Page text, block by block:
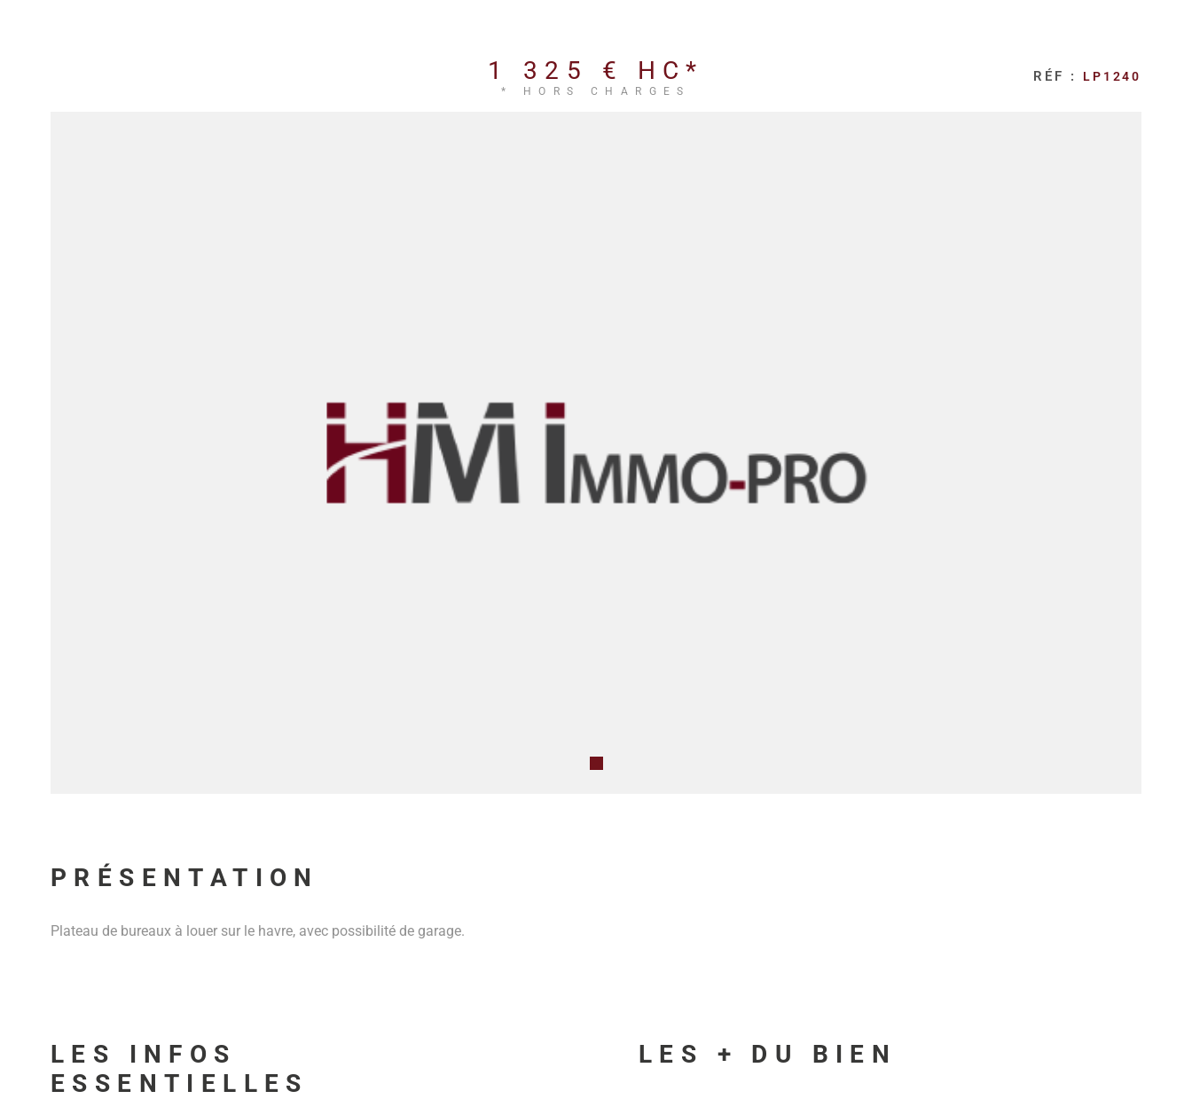
1 325 € HC*
* HORS CHARGES
RÉF : LP1240
PRÉSENTATION
Plateau de bureaux à louer sur le havre, avec possibilité de garage.
LES INFOS
ESSENTIELLES
LES + DU BIEN